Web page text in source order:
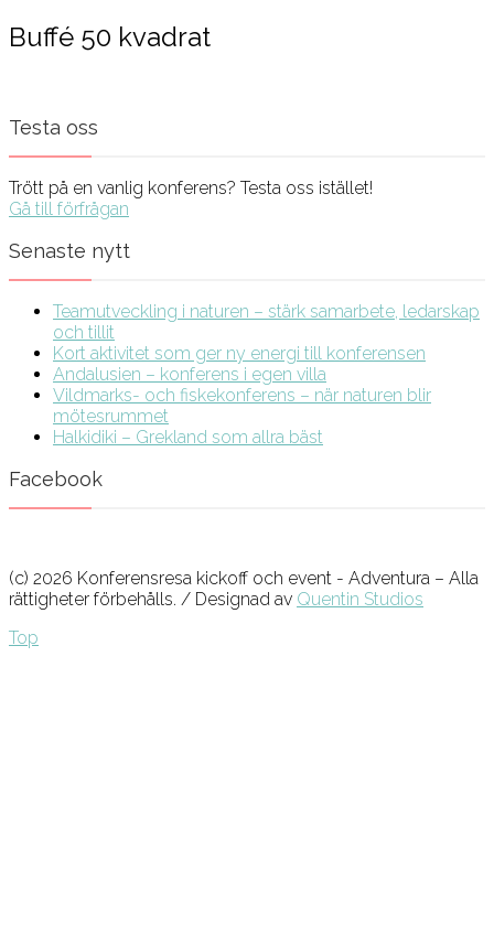
Buffé 50 kvadrat
Testa oss
Trött på en vanlig konferens? Testa oss istället!
Gå till förfrågan
Senaste nytt
Teamutveckling i naturen – stärk samarbete, ledarskap
och tillit
Kort aktivitet som ger ny energi till konferensen
Andalusien – konferens i egen villa
Vildmarks- och fiskekonferens – när naturen blir
mötesrummet
Halkidiki – Grekland som allra bäst
Facebook
(c) 2026 Konferensresa kickoff och event - Adventura – Alla
rättigheter förbehålls. / Designad av Quentin Studios
Top